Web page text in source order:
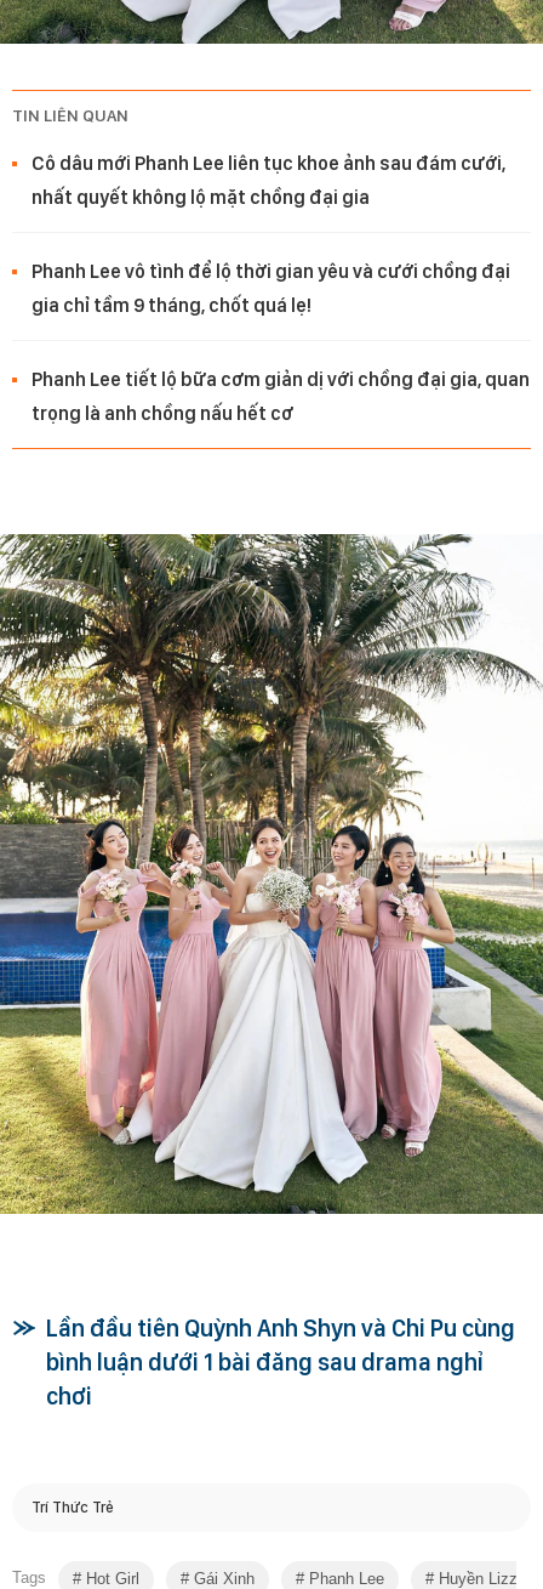
TIN LIÊN QUAN
Cô dâu mới Phanh Lee liên tục khoe ảnh sau đám cưới,
nhất quyết không lộ mặt chồng đại gia
Phanh Lee vô tình để lộ thời gian yêu và cưới chồng đại
gia chỉ tầm 9 tháng, chốt quá lẹ!
Phanh Lee tiết lộ bữa cơm giản dị với chồng đại gia, quan
trọng là anh chồng nấu hết cơ
Lần đầu tiên Quỳnh Anh Shyn và Chi Pu cùng
bình luận dưới 1 bài đăng sau drama nghỉ
chơi
Trí Thức Trẻ
Tags Hot Girl Gái Xinh Phanh Lee Huyền Lizzie